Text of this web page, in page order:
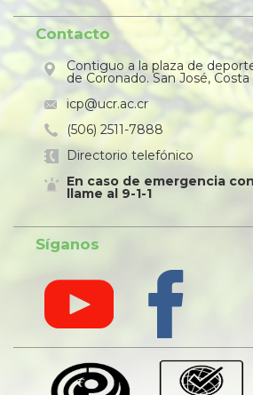
Contacto
Contiguo a la plaza de
de Coronado. San José, Costa
icp@ucr.ac.cr
(506) 2511-7888
Directorio telefónico
En caso de emergencia
llame al 9-1-1
Síganos